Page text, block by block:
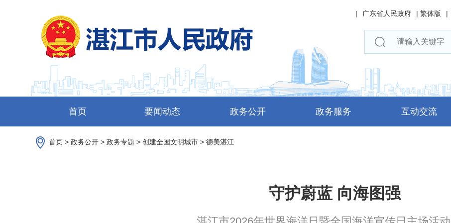
| 广东省人民政府 | 繁体版 |
首页 要闻动态 政务公开 政务服务 互动交流
首页 > 政务公开 > 政务专题 > 创建全国文明城市 > 德美湛江
守护蔚蓝 向海图强